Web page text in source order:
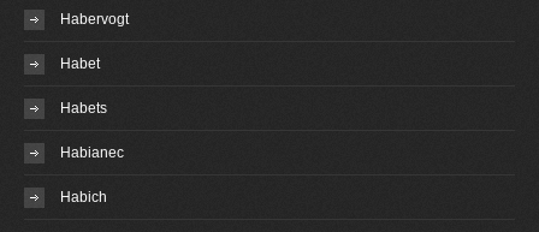
Habervogt
Habet
Habets
Habianec
Habich